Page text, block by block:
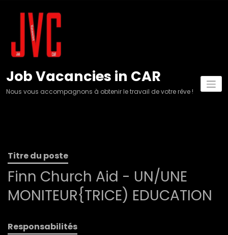
Job Vacancies in CAR
Nous vous accompagnons à obtenir le travail de votre rêve !
Titre du poste
Finn Church Aid - UN/UNE
MONITEUR{TRICE) EDUCATION
Responsabilités